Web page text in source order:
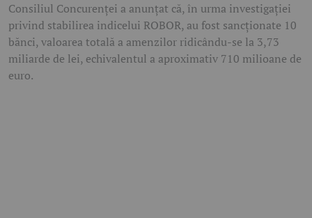
Consiliul Concurenței a anunțat că, în urma investigației
privind stabilirea indicelui ROBOR, au fost sancționate 10
bănci, valoarea totală a amenzilor ridicându-se la 3,73
miliarde de lei, echivalentul a aproximativ 710 milioane de
euro.